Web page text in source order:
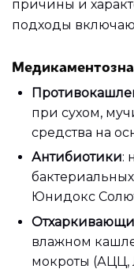
причины и
подходы
при сухом,
средства на
Антибиотики:
Юнидокс
влажном
мокроты (АЦЦ,